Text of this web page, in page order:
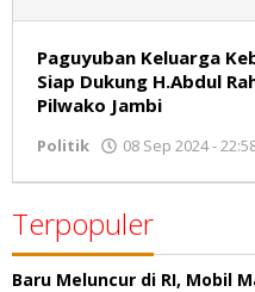
Paguyuban Keluarga
Siap Dukung H.Abdul
Pilwako Jambi
Politik 08 Sep 2024 -
Terpopuler
Baru Meluncur di RI, Mobil